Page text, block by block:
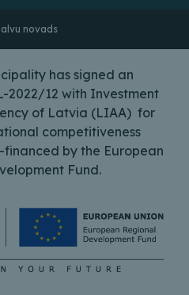
novads
has signed an
2022/12 with Investment
of Latvia (LIAA) for
competitiveness
financed by the European
Fund.